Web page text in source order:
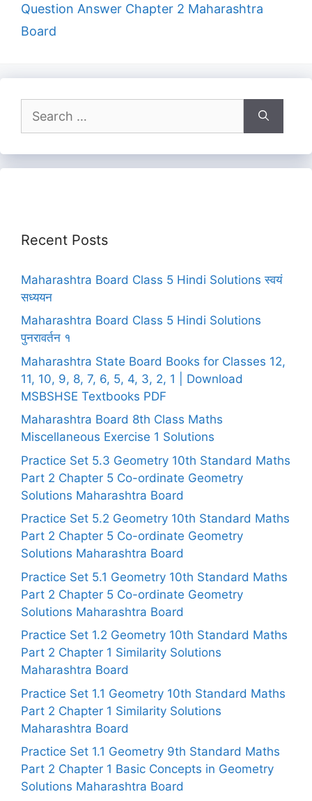
Question Answer Chapter 2 Maharashtra
Board
for:
Recent Posts
Maharashtra Board Class 5 Hindi Solutions स्वयं
सध्ययन
Maharashtra Board Class 5 Hindi Solutions
पुनरावर्तन १
Maharashtra State Board Books for Classes 12,
11, 10, 9, 8, 7, 6, 5, 4, 3, 2, 1 | Download
MSBSHSE Textbooks PDF
Maharashtra Board 8th Class Maths
Miscellaneous Exercise 1 Solutions
Practice Set 5.3 Geometry 10th Standard Maths
Part 2 Chapter 5 Co-ordinate Geometry
Solutions Maharashtra Board
Practice Set 5.2 Geometry 10th Standard Maths
Part 2 Chapter 5 Co-ordinate Geometry
Solutions Maharashtra Board
Practice Set 5.1 Geometry 10th Standard Maths
Part 2 Chapter 5 Co-ordinate Geometry
Solutions Maharashtra Board
Practice Set 1.2 Geometry 10th Standard Maths
Part 2 Chapter 1 Similarity Solutions
Maharashtra Board
Practice Set 1.1 Geometry 10th Standard Maths
Part 2 Chapter 1 Similarity Solutions
Maharashtra Board
Practice Set 1.1 Geometry 9th Standard Maths
Part 2 Chapter 1 Basic Concepts in Geometry
Solutions Maharashtra Board